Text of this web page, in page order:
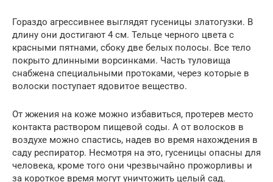
Гораздо агрессивнее выглядят гусеницы златогузки. В
длину они достигают 4 см. Тельце черного цвета с
красными пятнами, сбоку две белых полосы. Все тело
покрыто длинными ворсинками. Часть туловища
снабжена специальными протоками, через которые в
волоски поступает ядовитое вещество.
От жжения на коже можно избавиться, протерев место
контакта раствором пищевой соды. А от волосков в
воздухе можно спастись, надев во время нахождения в
саду респиратор. Несмотря на это, гусеницы опасны для
человека, кроме того они чрезвычайно прожорливы и
за короткое время могут уничтожить целый сад.